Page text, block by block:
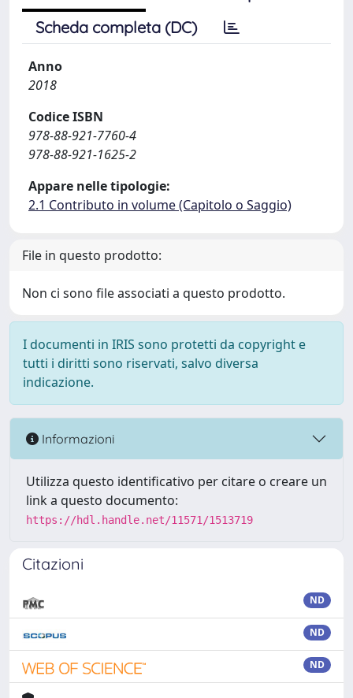
Scheda completa (DC)
Anno
2018
Codice ISBN
978-88-921-7760-4
978-88-921-1625-2
Appare nelle tipologie:
2.1 Contributo in volume (Capitolo o Saggio)
File in questo prodotto:
Non ci sono file associati a questo prodotto.
I documenti in IRIS sono protetti da copyright e
tutti i diritti sono riservati, salvo diversa
indicazione.
Informazioni
Utilizza questo identificativo per citare o creare un
link a questo documento:
https://hdl.handle.net/11571/1513719
Citazioni
ND
ND
ND